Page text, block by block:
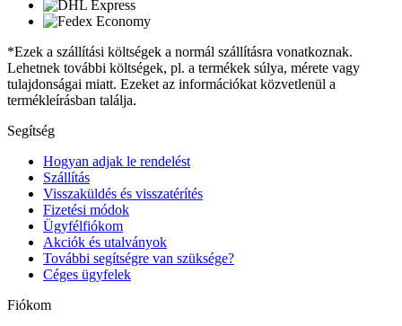
*Ezek a szállítási költségek a normál szállításra vonatkoznak.
Lehetnek további költségek, pl. a termékek súlya, mérete vagy
tulajdonságai miatt. Ezeket az információkat közvetlenül a
termékleírásban találja.
Segítség
Hogyan adjak le rendelést
Szállítás
Visszaküldés és visszatérítés
Fizetési módok
Ügyfélfiókom
Akciók és utalványok
További segítségre van szüksége?
Céges ügyfelek
Fiókom